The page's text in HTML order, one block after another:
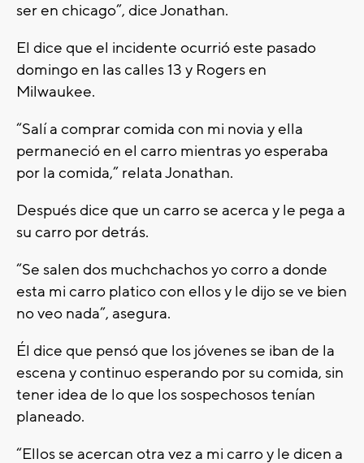
ser en chicago”, dice Jonathan.
El dice que el incidente ocurrió este pasado
domingo en las calles 13 y Rogers en
Milwaukee.
“Salí a comprar comida con mi novia y ella
permaneció en el carro mientras yo esperaba
por la comida,” relata Jonathan.
Después dice que un carro se acerca y le pega a
su carro por detrás.
“Se salen dos muchchachos yo corro a donde
esta mi carro platico con ellos y le dijo se ve bien
no veo nada”, asegura.
Él dice que pensó que los jóvenes se iban de la
escena y continuo esperando por su comida, sin
tener idea de lo que los sospechosos tenían
planeado.
“Ellos se acercan otra vez a mi carro y le dicen a